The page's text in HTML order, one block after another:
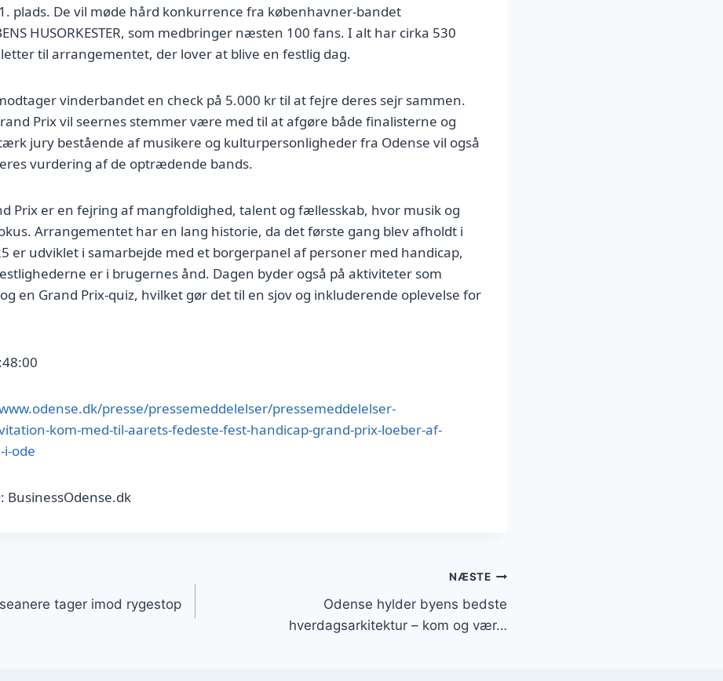
plads. De vil møde hård konkurrence fra københavner-bandet
HUSORKESTER, som medbringer næsten 100 fans. I alt har cirka 530
til arrangementet, der lover at blive en festlig dag.
vinderbandet en check på 5.000 kr til at fejre deres sejr sammen.
Prix vil seernes stemmer være med til at afgøre både finalisterne og
jury bestående af musikere og kulturpersonligheder fra Odense vil også
vurdering af de optrædende bands.
Prix er en fejring af mangfoldighed, talent og fællesskab, hvor musik og
Arrangementet har en lang historie, da det første gang blev afholdt i
er udviklet i samarbejde med et borgerpanel af personer med handicap,
er i brugernes ånd. Dagen byder også på aktiviteter som
en Grand Prix-quiz, hvilket gør det til en sjov og inkluderende oplevelse for
presse/pressemeddelelser/pressemeddelelser-
kom-med-til-aarets-fedeste-fest-handicap-grand-prix-loeber-af-
ode
BusinessOdense.dk
tager imod rygestop
NÆSTE
Odense hylder byens bedste
hverdagsarkitektur – kom og vær…